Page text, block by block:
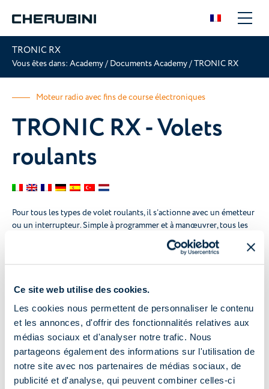
Ce site web utilise des cookies.
Les cookies nous permettent de personnaliser le contenu
et les annonces, d'offrir des fonctionnalités relatives aux
médias sociaux et d'analyser notre trafic. Nous
partageons également des informations sur l'utilisation de
notre site avec nos partenaires de médias sociaux, de
publicité et d'analyse, qui peuvent combiner celles-ci
TRONIC RX
Vous êtes dans: Academy/ Documents Academy/TRONIC RX
Moteur radio avec fins de course électroniques
TRONIC RX - Volets
roulants
Pour tous les types de volet roulants, il s’actionne avec un émetteur
ou un interrupteur. Simple à programmer et à manœuvrer, tous les
passages sont confirmés par le moteur par de petites rotations.
Compatible avec la plupart des systèmes domotiques présents sur
le marché.
Pour visionner les vidéos, vous devez accepter les cookies